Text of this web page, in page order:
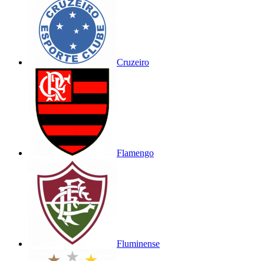
Cruzeiro
Flamengo
Fluminense